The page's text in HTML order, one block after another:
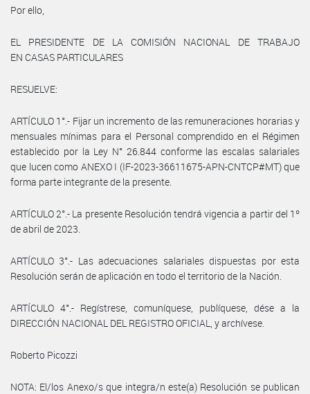
Por ello,
EL PRESIDENTE DE LA COMISIÓN NACIONAL DE TRABAJO
EN CASAS PARTICULARES
RESUELVE:
ARTÍCULO 1°.- Fijar un incremento de las remuneraciones horarias y
mensuales mínimas para el Personal comprendido en el Régimen
establecido por la Ley N° 26.844 conforme las escalas salariales
que lucen como ANEXO I (IF-2023-36611675-APN-CNTCP#MT) que
forma parte integrante de la presente.
ARTÍCULO 2°.- La presente Resolución tendrá vigencia a partir del 1º
de abril de 2023.
ARTÍCULO 3°.- Las adecuaciones salariales dispuestas por esta
Resolución serán de aplicación en todo el territorio de la Nación.
ARTÍCULO 4°.- Regístrese, comuníquese, publíquese, dése a la
DIRECCIÓN NACIONAL DEL REGISTRO OFICIAL, y archívese.
Roberto Picozzi
NOTA: El/los Anexo/s que integra/n este(a) Resolución se publican